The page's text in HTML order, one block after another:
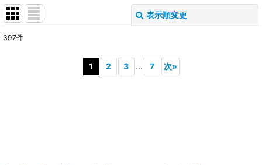
表示順変更
397件
1 2 3 ... 7 次»